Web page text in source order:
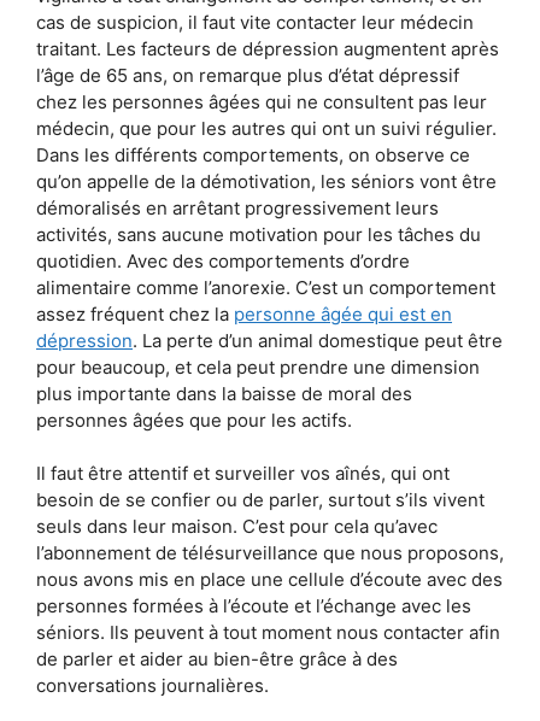
cas de suspicion, il faut vite contacter leur médecin
traitant. Les facteurs de dépression augmentent après
l’âge de 65 ans, on remarque plus d’état dépressif
chez les personnes âgées qui ne consultent pas leur
médecin, que pour les autres qui ont un suivi régulier.
Dans les différents comportements, on observe ce
qu’on appelle de la démotivation, les séniors vont être
démoralisés en arrêtant progressivement leurs
activités, sans aucune motivation pour les tâches du
quotidien. Avec des comportements d’ordre
alimentaire comme l’anorexie. C’est un comportement
assez fréquent chez la personne âgée qui est en
dépression. La perte d’un animal domestique peut être
pour beaucoup, et cela peut prendre une dimension
plus importante dans la baisse de moral des
personnes âgées que pour les actifs.
Il faut être attentif et surveiller vos aînés, qui ont
besoin de se confier ou de parler, surtout s’ils vivent
seuls dans leur maison. C’est pour cela qu’avec
l’abonnement de télésurveillance que nous proposons,
nous avons mis en place une cellule d’écoute avec des
personnes formées à l’écoute et l’échange avec les
séniors. Ils peuvent à tout moment nous contacter afin
de parler et aider au bien-être grâce à des
conversations journalières.